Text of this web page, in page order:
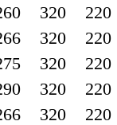
320
320
320
320
320